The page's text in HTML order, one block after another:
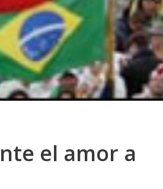
el amor a